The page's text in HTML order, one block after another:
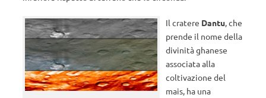
Il cratere Dantu , che
prende il nome della
divinità ghanese
associata alla
coltivazione del
mais, ha una